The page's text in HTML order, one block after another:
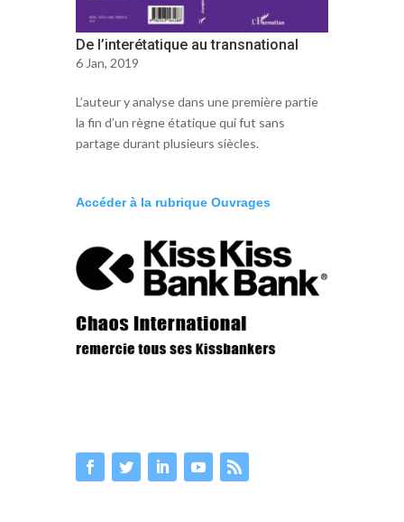
De l’interétatique au transnational
6 Jan, 2019
L’auteur y analyse dans une première partie
la fin d’un règne étatique qui fut sans
partage durant plusieurs siècles.
Accéder à la rubrique Ouvrages